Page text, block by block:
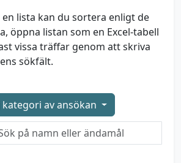
lista kan du sortera enligt de
öppna listan som en Excel-tabell
vissa träffar genom att skriva
sökfält.
kategori av ansökan